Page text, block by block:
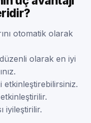
otomatik olarak
olarak en iyi
etkinleştirebilirsiniz.
iyileştirilir.